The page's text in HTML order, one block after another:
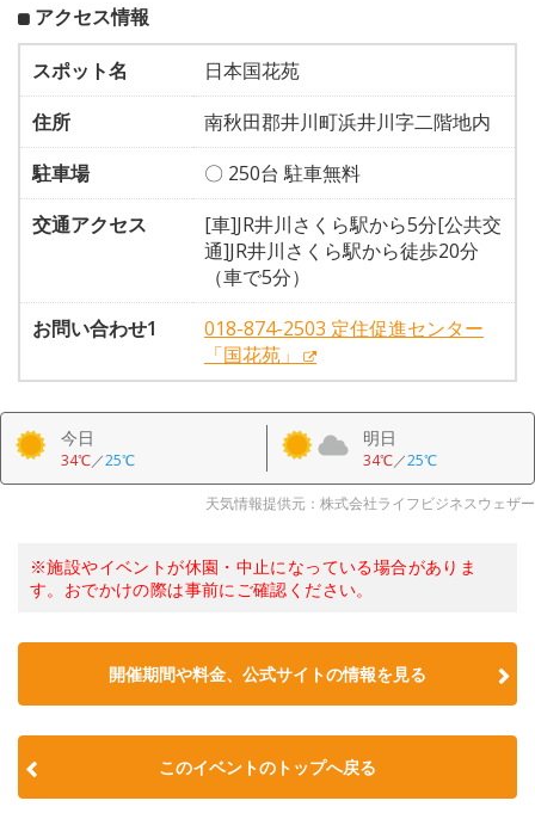
アクセス情報
スポット名
日本国花苑
住所
南秋田郡井川町浜井川字二階地内
駐車場
〇 250台 駐車無料
交通アクセス
[車]JR井川さくら駅から5分[公共交
通]JR井川さくら駅から徒歩20分
（車で5分）
お問い合わせ1
018-874-2503 定住促進センター
「国花苑」
今日
34℃／25℃
明日
34℃／25℃
天気情報提供元：株式会社ライフビジネスウェザー
※施設やイベントが休園・中止になっている場合がありま
す。おでかけの際は事前にご確認ください。
開催期間や料金、公式サイトの情報を見る
このイベントのトップへ戻る